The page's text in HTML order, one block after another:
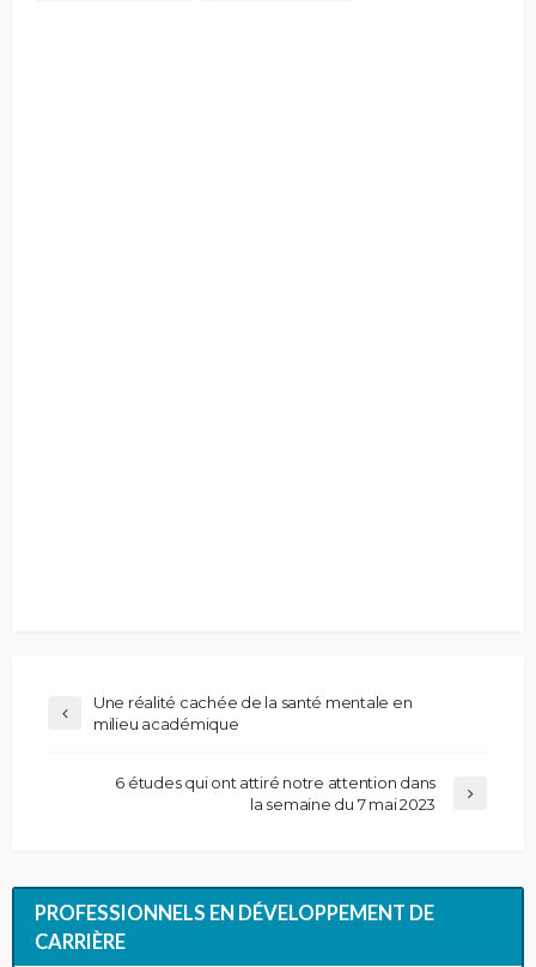
Une réalité cachée de la santé mentale en
milieu académique
6 études qui ont attiré notre attention dans
la semaine du 7 mai 2023
PROFESSIONNELS EN DÉVELOPPEMENT DE
CARRIÈRE